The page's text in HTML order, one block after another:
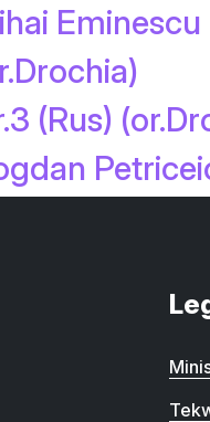
Eminescu
(Rus)